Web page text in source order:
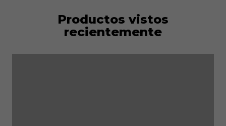
Productos vistos
recientemente